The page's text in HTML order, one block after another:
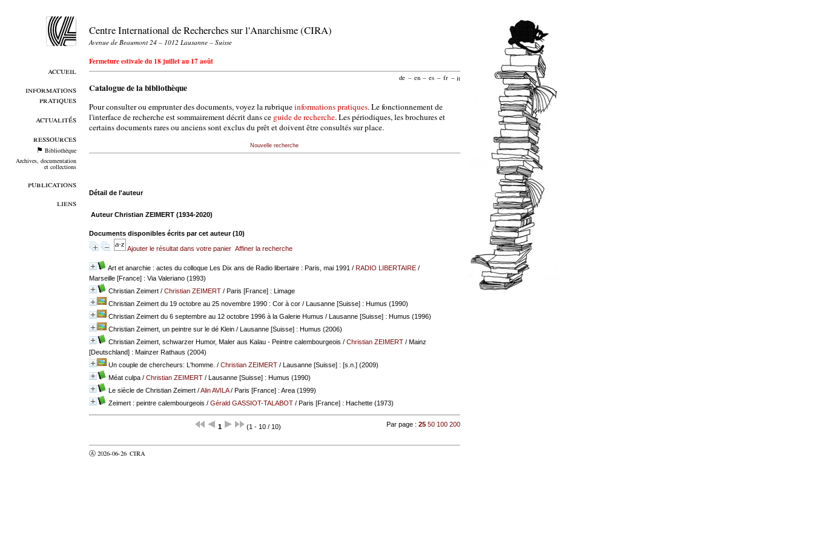
accueil
informations
pratiques
actualités
ressources
Bibliothèque
Archives, documentation
et collections
publications
liens
Centre International de Recherches sur l'Anarchisme (CIRA)
Avenue de Beaumont 24 – 1012 Lausanne – Suisse
Fermeture estivale du 18 juillet au 17 août
de – en – es – fr – it
Catalogue de la bibliothèque
Pour consulter ou emprunter des documents, voyez la rubriqueinformations pratiques. Le fonctionnement de
l'interface de recherche est sommairement décrit dans ce guide de recherche. Les périodiques, les brochures et
certains documents rares ou anciens sont exclus du prêt et doivent être consultés sur place.
Nouvelle recherche
Détail de l'auteur
Auteur Christian ZEIMERT (1934-2020)
Documents disponibles écrits par cet auteur (10)
Ajouter le résultat dans votre panier Affiner la recherche
Art et anarchie : actes du colloque Les Dix ans de Radio libertaire : Paris, mai 1991 / RADIO LIBERTAIRE/
Marseille [France] : Via Valeriano (1993)
Christian Zeimert/ Christian ZEIMERT/ Paris [France] : Limage
Christian Zeimert du 19 octobre au 25 novembre 1990 : Cor à cor/ Lausanne [Suisse] : Humus (1990)
Christian Zeimert du 6 septembre au 12 octobre 1996 à la Galerie Humus / Lausanne [Suisse] : Humus (1996)
Christian Zeimert, un peintre sur le dé Klein/ Lausanne [Suisse] : Humus (2006)
Christian Zeimert, schwarzer Humor, Maler aus Kalau - Peintre calembourgeois / Christian ZEIMERT/ Mainz
[Deutschland] : Mainzer Rathaus (2004)
Un couple de chercheurs: L'homme. / Christian ZEIMERT/ Lausanne [Suisse] : [s.n.] (2009)
Méat culpa/ Christian ZEIMERT/ Lausanne [Suisse] : Humus (1990)
Le siècle de Christian Zeimert/Alin AVILA/ Paris [France] : Area (1999)
Zeimert : peintre calembourgeois / Gérald GASSIOT-TALABOT/ Paris [France] : Hachette (1973)
1 (1 - 10 / 10) Par page :25 50 100 200
Ⓐ 2026-06-26 CIRA